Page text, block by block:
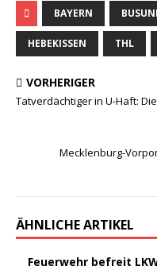
BAYERN
HEBEKISSEN THL
VORHERIGER
Tatverdächtiger in U-Haft:
Mecklenburg-
ÄHNLICHE ARTIKEL
Feuerwehr befreit